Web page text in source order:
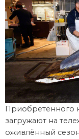
Приобретённого
загружают на
оживлённый